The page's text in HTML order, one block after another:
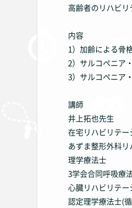
高齢者のリハビ
内容
1）加齢による骨
2）サルコペニア
3）サルコペニア
講師
井上拓也先生
在宅リハビリテ
あずま整形外科
理学療法士
3学会合同呼吸療
心臓リハビリテ
認定理学療法士(